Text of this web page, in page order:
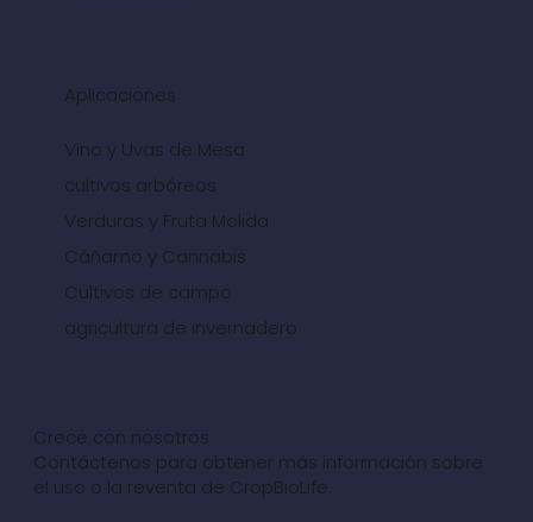
Aplicaciones
Vino y Uvas de Mesa
cultivos arbóreos
Verduras y Fruta Molida
Cáñamo y Cannabis
Cultivos de campo
agricultura de invernadero
Crece con nosotros
Contáctenos para obtener más información sobre
el uso o la reventa de CropBioLife.